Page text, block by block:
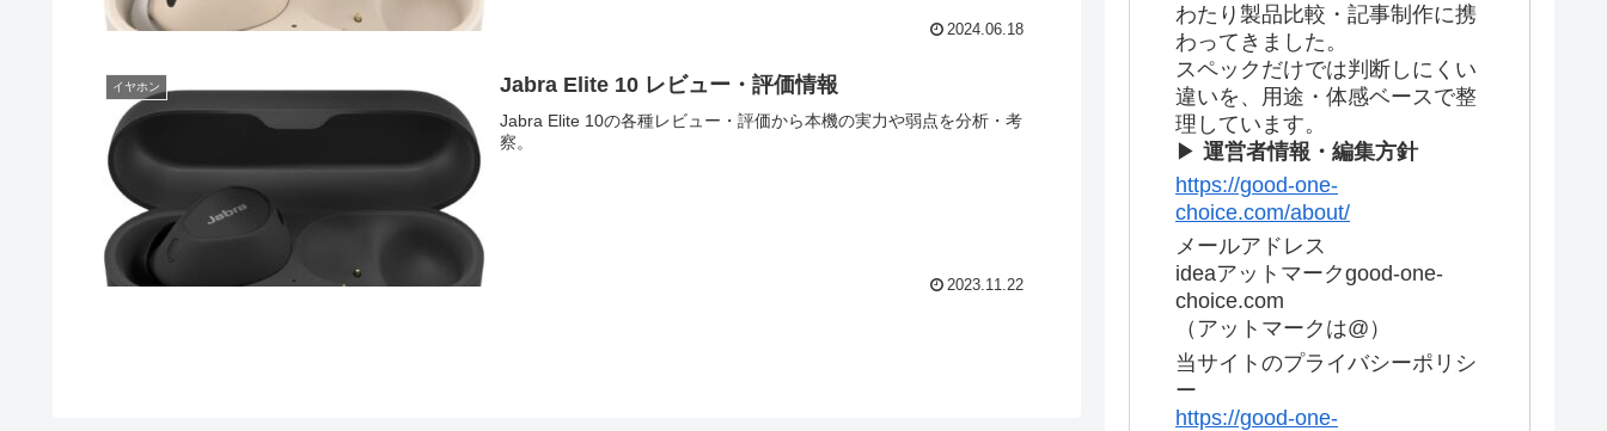
2024.06.18
イヤホン Jabra Elite 10 レビュー・評価情報
Jabra Elite 10の各種レビュー・評価から本機の実力や弱点を分析・考
察。
2023.11.22
わたり製品比較・記事制作に携
わってきました。
スペックだけでは判断しにくい
違いを、用途・体感ベースで整
理しています。
▶ 運営者情報・編集方針
https://good-one-
choice.com/about/
メールアドレス
ideaアットマークgood-one-
choice.com
（アットマークは@）
当サイトのプライバシーポリシ
ー
https://good-one-